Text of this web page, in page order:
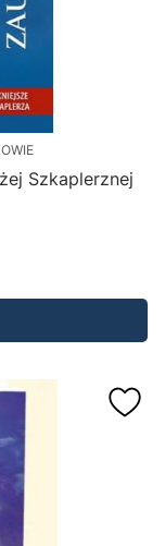
Szkaplerznej